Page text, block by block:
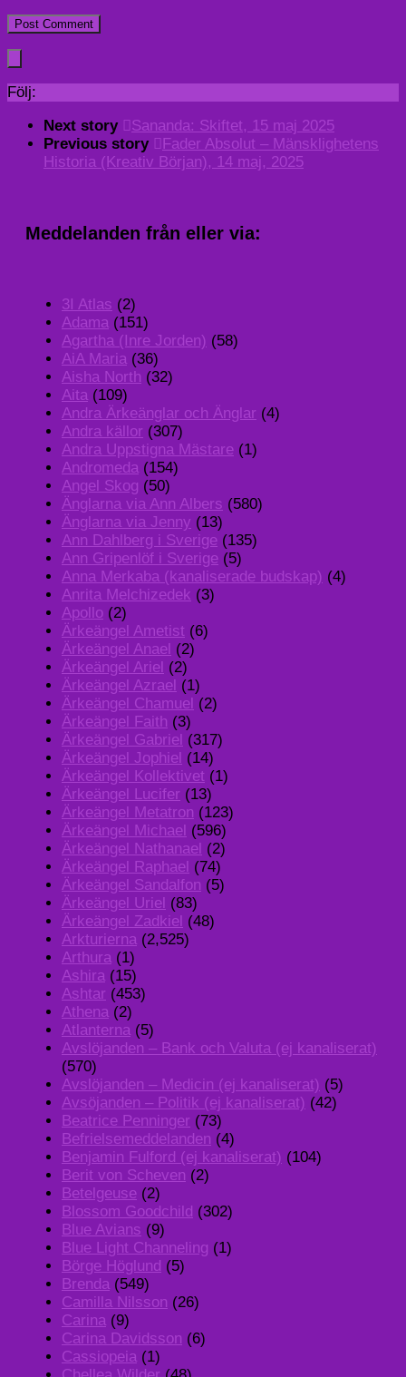
Följ:
Next story
Sananda: Skiftet, 15 maj 2025
Previous story
Fader Absolut – Mänsklighetens
Historia (Kreativ Början), 14 maj, 2025
Meddelanden från eller via:
3I Atlas (2)
Adama (151)
Agartha (Inre Jorden) (58)
AiA Maria (36)
Aisha North (32)
Aita (109)
Andra Ärkeänglar och Änglar (4)
Andra källor (307)
Andra Uppstigna Mästare (1)
Andromeda (154)
Angel Skog (50)
Änglarna via Ann Albers (580)
Änglarna via Jenny (13)
Ann Dahlberg i Sverige (135)
Ann Gripenlöf i Sverige (5)
Anna Merkaba (kanaliserade budskap) (4)
Anrita Melchizedek (3)
Apollo (2)
Ärkeängel Ametist (6)
Ärkeängel Anael (2)
Ärkeängel Ariel (2)
Ärkeängel Azrael (1)
Ärkeängel Chamuel (2)
Ärkeängel Faith (3)
Ärkeängel Gabriel (317)
Ärkeängel Jophiel (14)
Ärkeängel Kollektivet (1)
Ärkeängel Lucifer (13)
Ärkeängel Metatron (123)
Ärkeängel Michael (596)
Ärkeängel Nathanael (2)
Ärkeängel Raphael (74)
Ärkeängel Sandalfon (5)
Ärkeängel Uriel (83)
Ärkeängel Zadkiel (48)
Arkturierna (2,525)
Arthura (1)
Ashira (15)
Ashtar (453)
Athena (2)
Atlanterna (5)
Avslöjanden – Bank och Valuta (ej kanaliserat)
(570)
Avslöjanden – Medicin (ej kanaliserat) (5)
Avsöjanden – Politik (ej kanaliserat) (42)
Beatrice Penninger (73)
Befrielsemeddelanden (4)
Benjamin Fulford (ej kanaliserat) (104)
Berit von Scheven (2)
Betelgeuse (2)
Blossom Goodchild (302)
Blue Avians (9)
Blue Light Channeling (1)
Börge Höglund (5)
Brenda (549)
Camilla Nilsson (26)
Carina (9)
Carina Davidsson (6)
Cassiopeia (1)